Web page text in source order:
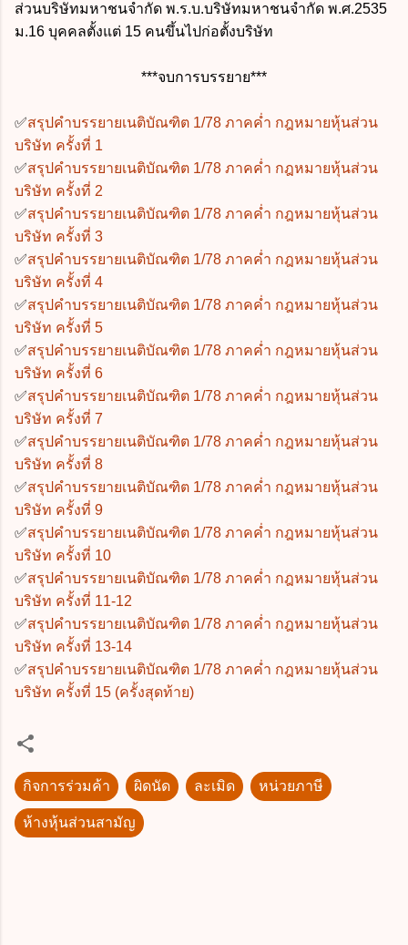
ส่วนบริษัทมหาชนจำกัด พ.ร.บ.บริษัทมหาชนจำกัด พ.ศ.2535
ม.16 บุคคลตั้งแต่ 15 คนขึ้นไปก่อตั้งบริษัท
***จบการบรรยาย***
✅สรุปคำบรรยายเนติบัณฑิต 1/78 ภาคค่ำ กฎหมายหุ้นส่วน
บริษัท ครั้งที่ 1
✅สรุปคำบรรยายเนติบัณฑิต 1/78 ภาคค่ำ กฎหมายหุ้นส่วน
บริษัท ครั้งที่ 2
✅สรุปคำบรรยายเนติบัณฑิต 1/78 ภาคค่ำ กฎหมายหุ้นส่วน
บริษัท ครั้งที่ 3
✅สรุปคำบรรยายเนติบัณฑิต 1/78 ภาคค่ำ กฎหมายหุ้นส่วน
บริษัท ครั้งที่ 4
✅สรุปคำบรรยายเนติบัณฑิต 1/78 ภาคค่ำ กฎหมายหุ้นส่วน
บริษัท ครั้งที่ 5
✅สรุปคำบรรยายเนติบัณฑิต 1/78 ภาคค่ำ กฎหมายหุ้นส่วน
บริษัท ครั้งที่ 6
✅สรุปคำบรรยายเนติบัณฑิต 1/78 ภาคค่ำ กฎหมายหุ้นส่วน
บริษัท ครั้งที่ 7
✅สรุปคำบรรยายเนติบัณฑิต 1/78 ภาคค่ำ กฎหมายหุ้นส่วน
บริษัท ครั้งที่ 8
✅สรุปคำบรรยายเนติบัณฑิต 1/78 ภาคค่ำ กฎหมายหุ้นส่วน
บริษัท ครั้งที่ 9
✅สรุปคำบรรยายเนติบัณฑิต 1/78 ภาคค่ำ กฎหมายหุ้นส่วน
บริษัท ครั้งที่ 10
✅สรุปคำบรรยายเนติบัณฑิต 1/78 ภาคค่ำ กฎหมายหุ้นส่วน
บริษัท ครั้งที่ 11-12
✅สรุปคำบรรยายเนติบัณฑิต 1/78 ภาคค่ำ กฎหมายหุ้นส่วน
บริษัท ครั้งที่ 13-14
✅สรุปคำบรรยายเนติบัณฑิต 1/78 ภาคค่ำ กฎหมายหุ้นส่วน
บริษัท ครั้งที่ 15 (ครั้งสุดท้าย)
กิจการร่วมค้า ผิดนัด ละเมิด หน่วยภาษี
ห้างหุ้นส่วนสามัญ